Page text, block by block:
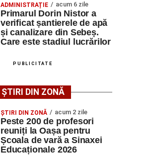
ADMINISTRAȚIE acum 6 zile
Primarul Dorin Nistor a
verificat șantierele de apă
și canalizare din Sebeș.
Care este stadiul lucrărilor
PUBLICITATE
ȘTIRI DIN ZONĂ
ȘTIRI DIN ZONĂ acum 2 zile
Peste 200 de profesori
reuniți la Oașa pentru
Școala de vară a Sinaxei
Educaționale 2026